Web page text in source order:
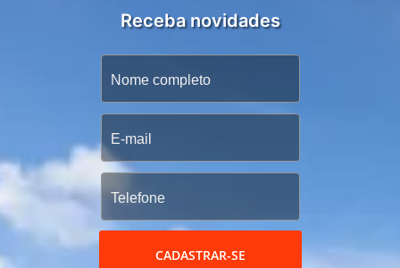
Receba novidades
CADASTRAR-SE